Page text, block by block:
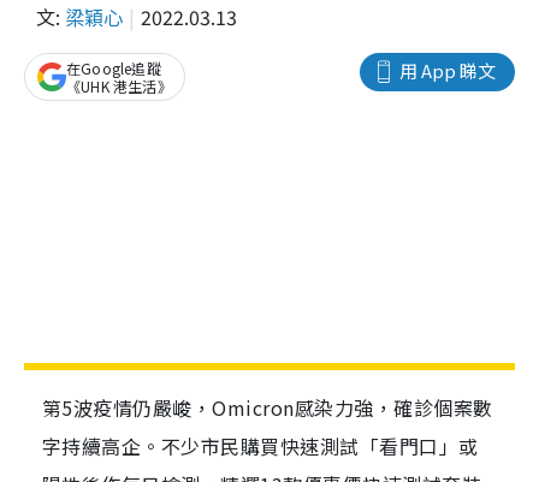
文: 梁穎心 2022.03.13
用 App 睇文
在Google追蹤
《UHK 港生活》
第5波疫情仍嚴峻，Omicron感染力強，確診個案數
字持續高企。不少市民購買快速測試「看門口」或